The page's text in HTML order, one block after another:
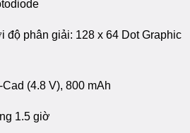
phân giải: 128 x 64 Dot Graphic
(4.8 V), 800 mAh
1.5 giờ